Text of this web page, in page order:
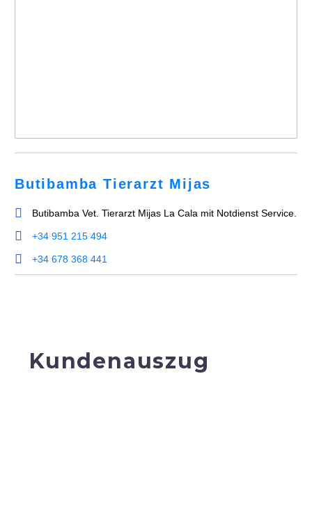
Butibamba Tierarzt Mijas
Butibamba Vet. Tierarzt Mijas La Cala mit Notdienst Service.
+34 951 215 494
+34 678 368 441
Kundenauszug